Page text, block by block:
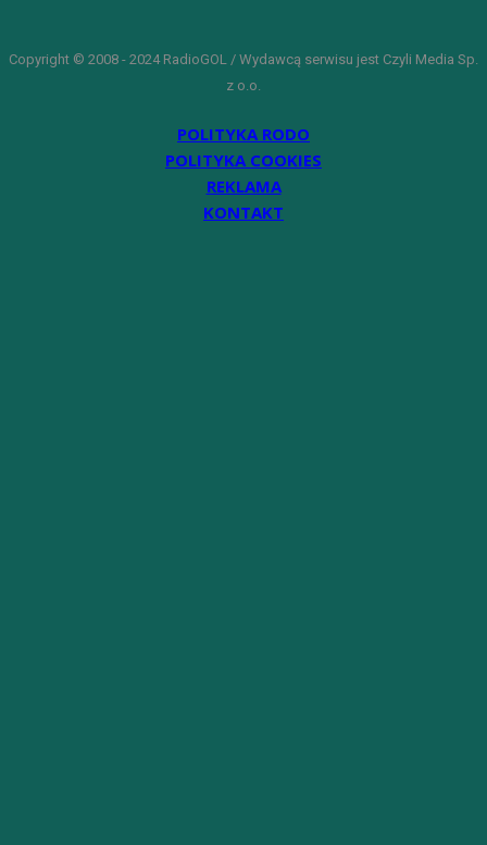
Copyright © 2008 - 2024 RadioGOL / Wydawcą serwisu jest Czyli Media Sp.
z o.o.
POLITYKA RODO
POLITYKA COOKIES
REKLAMA
KONTAKT